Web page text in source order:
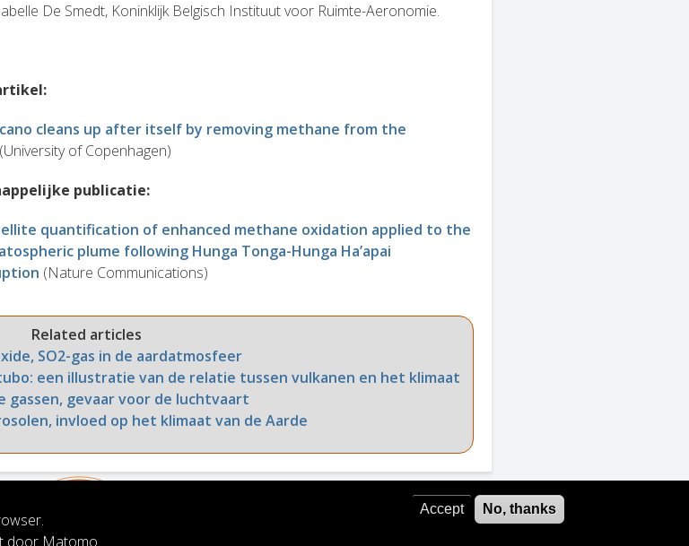
De Smedt, Koninklijk Belgisch Instituut voor Ruimte-Aeronomie.
cleans up after itself by removing methane from the
(University of Copenhagen)
publicatie:
quantification of enhanced methane oxidation applied to the
plume following Hunga Tonga-Hunga Ha’apai
(Nature Communications)
Related articles
SO2-gas in de aardatmosfeer
een illustratie van de relatie tussen vulkanen en het klimaat
gassen, gevaar voor de luchtvaart
invloed op het klimaat van de Aarde
door Matomo.
Accept No, thanks